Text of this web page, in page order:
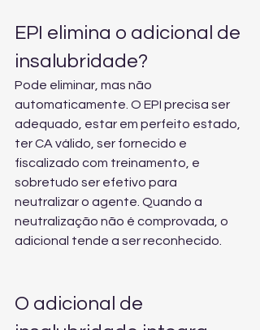
EPI elimina o adicional de
insalubridade?
Pode eliminar, mas não
automaticamente. O EPI precisa ser
adequado, estar em perfeito estado,
ter CA válido, ser fornecido e
fiscalizado com treinamento, e
sobretudo ser efetivo para
neutralizar o agente. Quando a
neutralização não é comprovada, o
adicional tende a ser reconhecido.
O adicional de